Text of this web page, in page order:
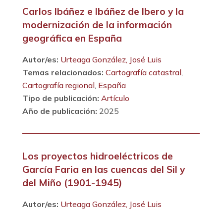
Carlos Ibáñez e Ibáñez de Ibero y la
modernización de la información
geográfica en España
Autor/es: Urteaga González, José Luis
Temas relacionados: Cartografía catastral,
Cartografía regional, España
Tipo de publicación: Artículo
Año de publicación: 2025
Los proyectos hidroeléctricos de
García Faria en las cuencas del Sil y
del Miño (1901-1945)
Autor/es: Urteaga González, José Luis